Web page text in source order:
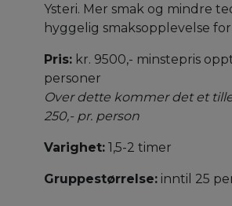
Ysteri. Mer smak og mindre
hyggelig smaksopplevelse
Pris: kr. 9500,- minstepris
personer
Over dette kommer det et
250,- pr. person
Varighet: 1,5-2 timer
Gruppestørrelse: inntil 25